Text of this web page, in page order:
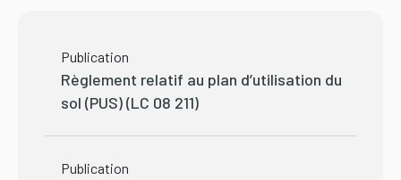
Publication
Règlement relatif au plan d’utilisation du
sol (PUS) (LC 08 211)
Publication